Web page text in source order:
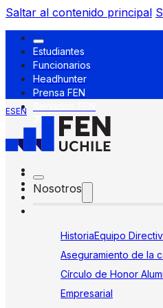
Saltar al contenido principal
Estudiantes
Funcionarios
Headhunter
Prensa FEN
ESEN
Nosotros
HistoriaEquipo
Aseguramiento de la
Círculo de Honor
Empresarial